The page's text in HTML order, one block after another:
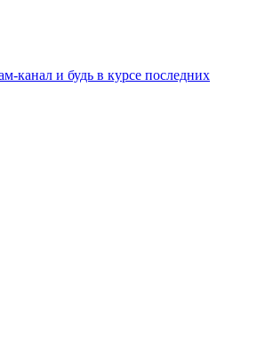
канал и будь в курсе последних